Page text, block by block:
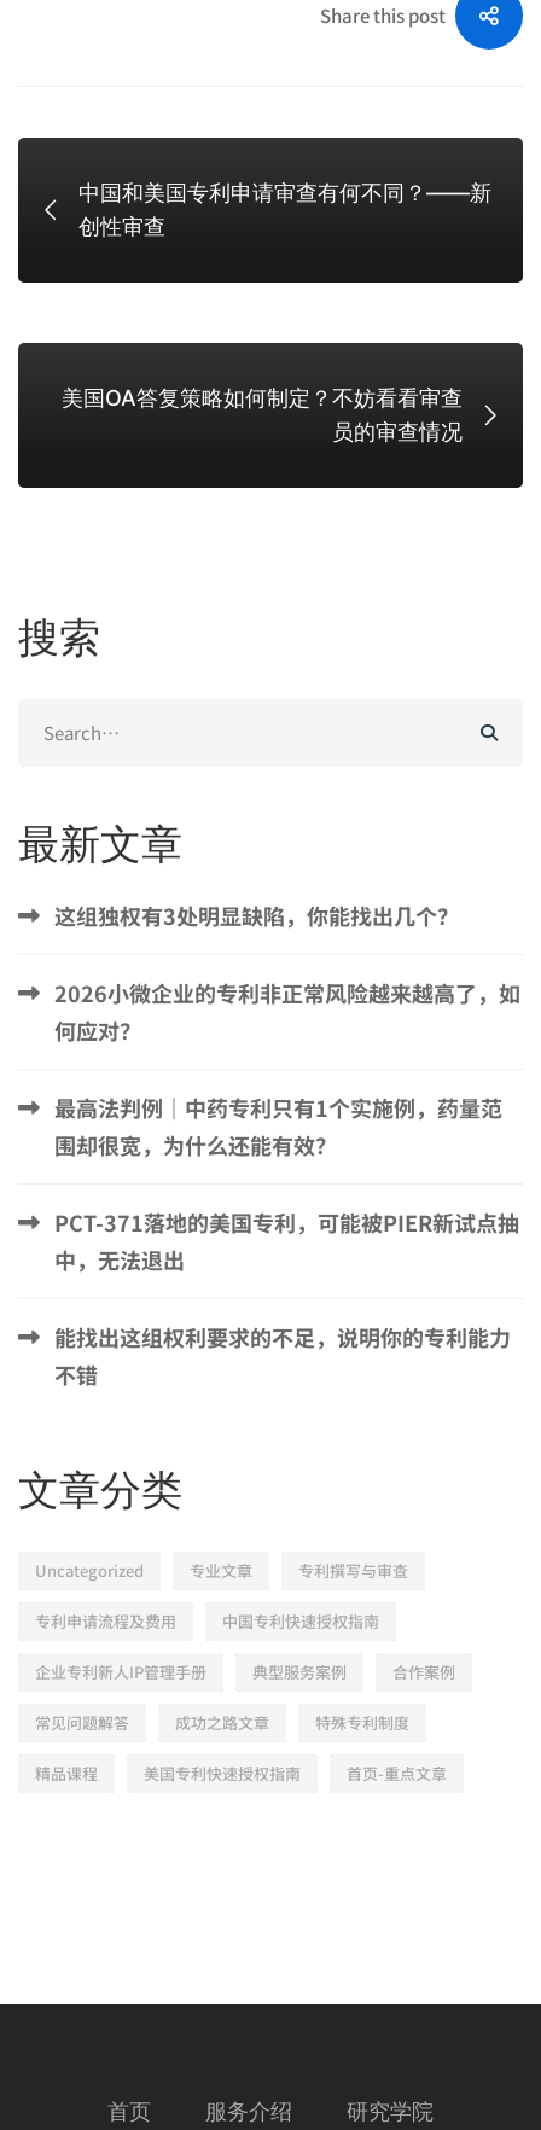
Share this post
中国和美国专利申请审查有何不同？——新
创性审查
美国OA答复策略如何制定？不妨看看审查
员的审查情况
搜索
for:
最新文章
这组独权有3处明显缺陷，你能找出几个？
2026小微企业的专利非正常风险越来越高了，如
何应对？
最高法判例｜中药专利只有1个实施例，药量范
围却很宽，为什么还能有效？
PCT-371落地的美国专利，可能被PIER新试点抽
中，无法退出
能找出这组权利要求的不足，说明你的专利能力
不错
文章分类
Uncategorized 专业文章 专利撰写与审查
专利申请流程及费用 中国专利快速授权指南
企业专利新人IP管理手册 典型服务案例 合作案例
常见问题解答 成功之路文章 特殊专利制度
精品课程 美国专利快速授权指南 首页-重点文章
首页 服务介绍 研究学院